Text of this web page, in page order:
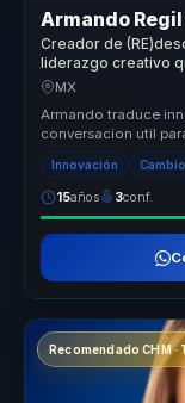
Armando
Creador de
liderazgo creativo
accion para
MX
Armando traduce
conversacion util
a sus equ...
Innovación
15años 3conf.
Recomendado CHM ·